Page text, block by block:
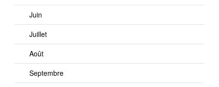
Juin
Juillet
Août
Septembre